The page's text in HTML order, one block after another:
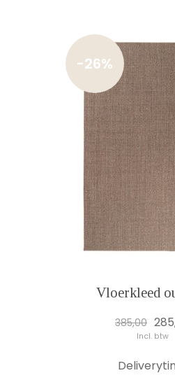
-26%
Vloerkleed
385,00
Incl. btw